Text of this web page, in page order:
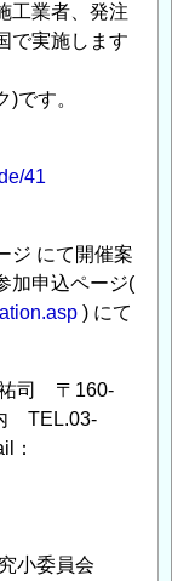
工業者、発注
で実施します
です。
41
ジ にて開催案
加申込ページ(
) にて
司 〒160-
TEL.03-
：
小委員会